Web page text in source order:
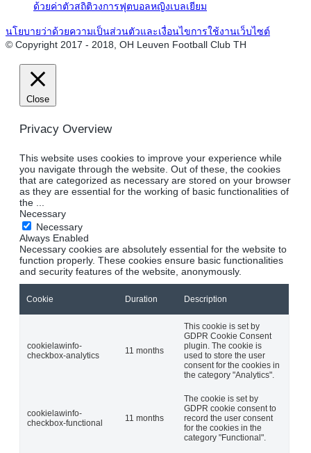
ด้วยค่าตัวสถิติวงการฟุตบอลหญิงเบลเยียม
นโยบายว่าด้วยความเป็นส่วนตัวและเงื่อนไขการใช้งานเว็บไซต์
© Copyright 2017 - 2018, OH Leuven Football Club TH
Close
Privacy Overview
This website uses cookies to improve your experience while
you navigate through the website. Out of these, the cookies
that are categorized as necessary are stored on your browser
as they are essential for the working of basic functionalities of
the
Necessary
Necessary
Always Enabled
Necessary cookies are absolutely essential for the website to
function properly. These cookies ensure basic functionalities
and security features of the website, anonymously.
Cookie Duration Description
cookielawinfo-
checkbox-analytics
11 months
This cookie is set by
GDPR Cookie Consent
plugin. The cookie is
used to store the user
consent for the cookies in
the category "Analytics".
cookielawinfo-
checkbox-functional
11 months
The cookie is set by
GDPR cookie consent to
record the user consent
for the cookies in the
category "Functional".